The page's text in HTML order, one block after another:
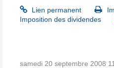
Lien permanent
Imposition des dividendes
samedi 20 septembre 2008